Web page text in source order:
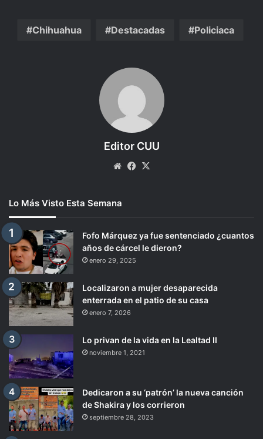
Chihuahua Destacadas Policiaca
Editor CUU
WebsiteFacebook
Lo Más Visto Esta Semana
Fofo Márquez ya fue sentenciado ¿cuantos
años de cárcel le dieron?
enero 29, 2025
Localizaron a mujer desaparecida
enterrada en el patio de su casa
enero 7, 2026
Lo privan de la vida en la Lealtad II
noviembre 1, 2021
Dedicaron a su ‘patrón’ la nueva canción
de Shakira y los corrieron
septiembre 28, 2023